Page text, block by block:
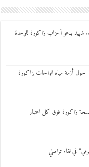
شهيد يدعو أحزاب زاكورة للوحدة
أزمة مياه الواحات بزاكورة
زاكورة فوق كل اعتبار
في لقاء تواصلي